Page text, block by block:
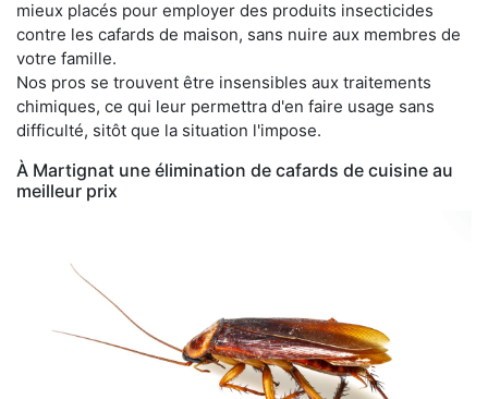
mieux placés pour employer des produits insecticides
contre les cafards de maison, sans nuire aux membres de
votre famille.
Nos pros se trouvent être insensibles aux traitements
chimiques, ce qui leur permettra d'en faire usage sans
difficulté, sitôt que la situation l'impose.
À Martignat une élimination de cafards de cuisine au
meilleur prix